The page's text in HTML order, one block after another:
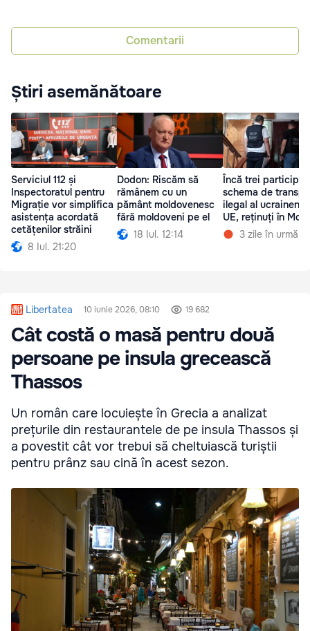
Comentarii
Știri asemănătoare
Serviciul 112 și
Inspectoratul pentru
Migrație vor simplifica
asistența acordată
cetățenilor străini
8 Iul. 21:20
Dodon: Riscăm să
rămânem cu un
pământ moldovenesc
fără moldoveni pe el
18 Iul. 12:14
Încă trei
schema de
ilegal al
UE, reținuți în
3 zile în urmă
Libertatea 10 iunie 2026, 08:10 19 682
Cât costă o masă pentru două
persoane pe insula grecească
Thassos
Un român care locuiește în Grecia a analizat
prețurile din restaurantele de pe insula Thassos și
a povestit cât vor trebui să cheltuiască turiștii
pentru prânz sau cină în acest sezon.